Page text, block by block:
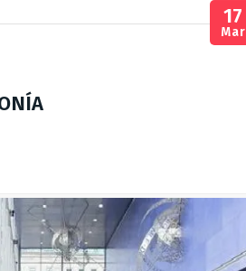
17
Mar